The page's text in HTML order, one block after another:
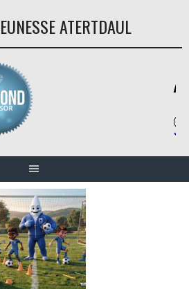
ATERTDAUL